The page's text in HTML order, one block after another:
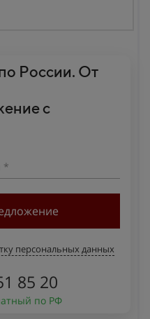
России. От
с
*
персональных данных
85 20
по РФ